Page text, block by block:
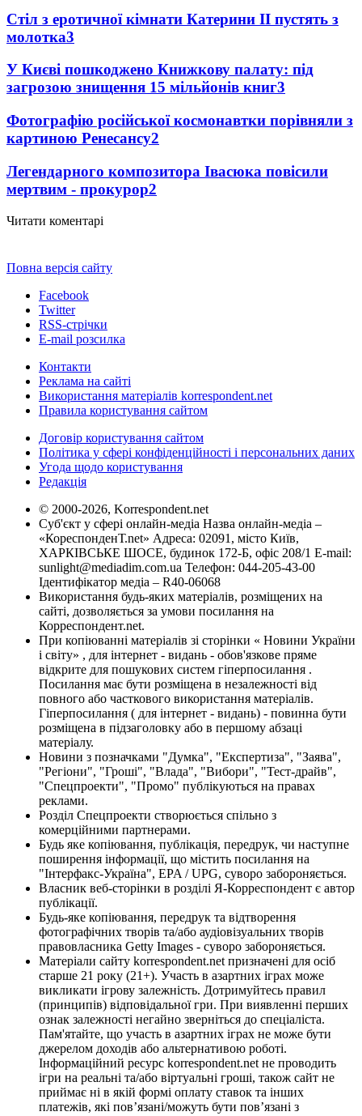
Стіл з еротичної кімнати Катерини II пустять з
молотка3
У Києві пошкоджено Книжкову палату: під
загрозою знищення 15 мільйонів книг3
Фотографію російської космонавтки порівняли з
картиною Ренесансу2
Легендарного композитора Івасюка повісили
мертвим - прокурор2
Читати коментарі
Повна версія сайту
Facebook
Twitter
RSS-стрічки
E-mail розсилка
Контакти
Реклама на сайті
Використання матеріалів korrespondent.net
Правила користування сайтом
Договір користування сайтом
Політика у сфері конфіденційності і персональних даних
Угода щодо користування
Редакція
© 2000-2026, Korrespondent.net
Суб'єкт у сфері онлайн-медіа Назва онлайн-медіа –
«КореспонденТ.net» Адреса: 02091, місто Київ,
ХАРКІВСЬКЕ ШОСЕ, будинок 172-Б, офіс 208/1 E-mail:
sunlight@mediadim.com.ua Телефон: 044-205-43-00
Ідентифікатор медіа – R40-06068
Використання будь-яких матеріалів, розміщених на
сайті, дозволяється за умови посилання на
Корреспондент.net.
При копіюванні матеріалів зі сторінки « Новини України
і світу» , для інтернет - видань - обов'язкове пряме
відкрите для пошукових систем гіперпосилання .
Посилання має бути розміщена в незалежності від
повного або часткового використання матеріалів.
Гіперпосилання ( для інтернет - видань) - повинна бути
розміщена в підзаголовку або в першому абзаці
матеріалу.
Новини з позначками "Думка", "Експертиза", "Заява",
"Регіони", "Гроші", "Влада", "Вибори", "Тест-драйв",
"Спецпроекти", "Промо" публікуються на правах
реклами.
Розділ Спецпроекти створюється спільно з
комерційними партнерами.
Будь яке копіювання, публікація, передрук, чи наступне
поширення інформації, що містить посилання на
"Інтерфакс-Україна", EPA / UPG, суворо забороняється.
Власник веб-сторінки в розділі Я-Корреспондент є автор
публікації.
Будь-яке копіювання, передрук та відтворення
фотографічних творів та/або аудіовізуальних творів
правовласника Getty Images - суворо забороняється.
Матеріали сайту korrespondent.net призначені для осіб
старше 21 року (21+). Участь в азартних іграх може
викликати ігрову залежність. Дотримуйтесь правил
(принципів) відповідальної гри. При виявленні перших
ознак залежності негайно зверніться до спеціаліста.
Пам'ятайте, що участь в азартних іграх не може бути
джерелом доходів або альтернативою роботі.
Інформаційний ресурс korrespondent.net не проводить
ігри на реальні та/або віртуальні гроші, також сайт не
приймає ні в якій формі оплату ставок та інших
платежів, які пов’язані/можуть бути пов’язані з